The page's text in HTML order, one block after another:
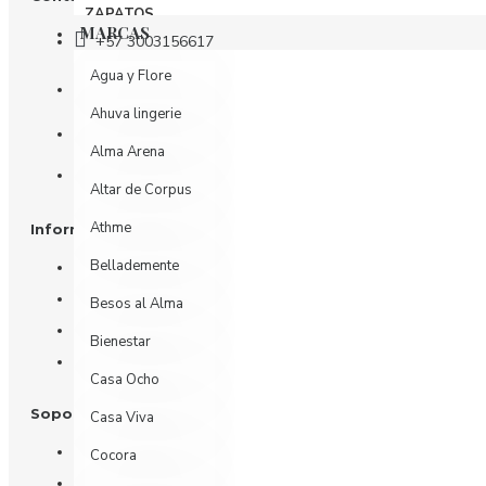
ZAPATOS
MARCAS
Agua y Flore
Ahuva lingerie
Alma Arena
Altar de Corpus
Athme
Bellademente
Besos al Alma
Bienestar
Casa Ocho
Casa Viva
Cocora
+57 3003156617
Tienda: Calle 81 # 11 - 31
Información
Nosotros
Información de Envío
Política de Privacidad
Soporte al Cliente
Contáctenos